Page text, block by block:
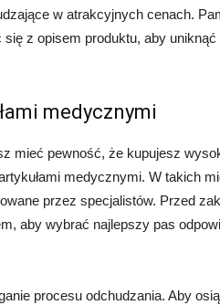
w atrakcyjnych cenach.
z opisem produktu, aby
medycznymi
mieć pewność, że kupujesz
medycznymi. W takich
przez specjalistów. Przed
aby wybrać najlepszy pas
procesu odchudzania. Aby